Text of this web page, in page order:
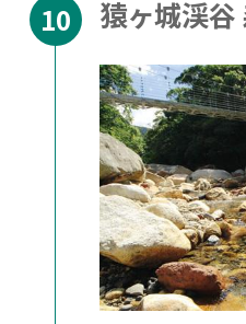
猿ヶ城渓